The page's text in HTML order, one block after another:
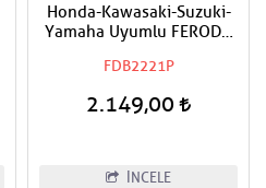
Honda-Kawasaki-Suzuki-
Yamaha Uyumlu FERODO
FDB2221P
2.149,00
İNCELE